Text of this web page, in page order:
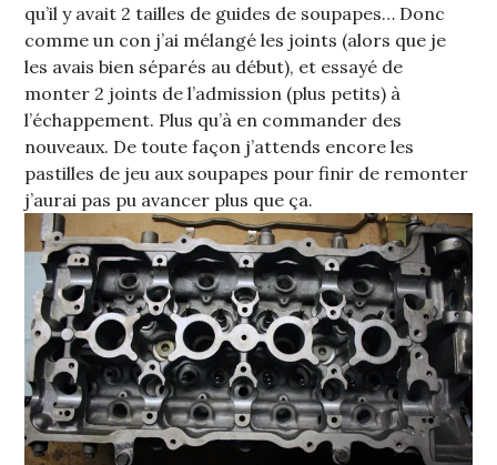
qu’il y avait 2 tailles de guides de soupapes… Donc
comme un con j’ai mélangé les joints (alors que je
les avais bien séparés au début), et essayé de
monter 2 joints de l’admission (plus petits) à
l’échappement. Plus qu’à en commander des
nouveaux. De toute façon j’attends encore les
pastilles de jeu aux soupapes pour finir de remonter
j’aurai pas pu avancer plus que ça.